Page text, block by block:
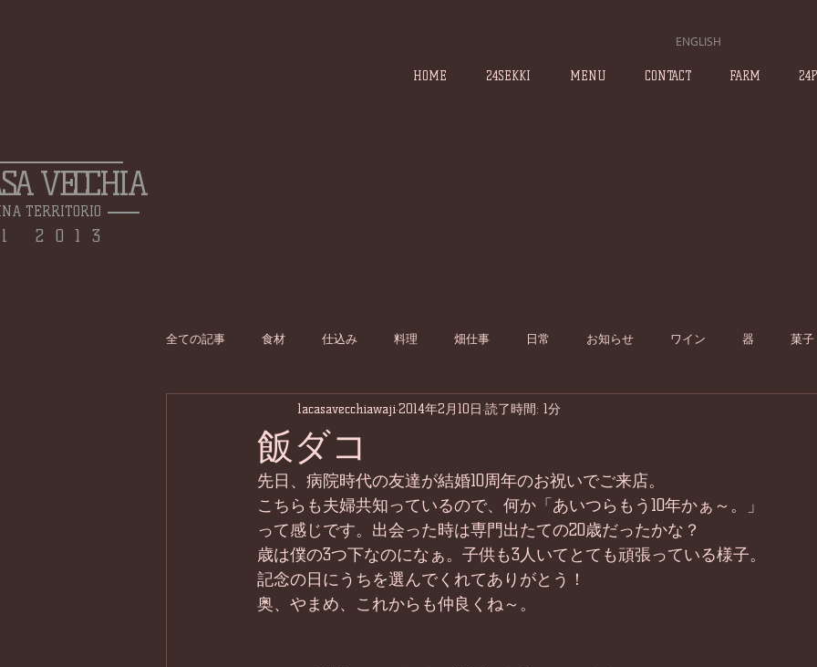
HOME 24SEKKI MENU CONTACT FARM
全ての記事 食材 仕込み 料理 畑仕事 日常 お知らせ ワイン 器 菓子
飯ダコ
lacasavecchiawaji2014年2月10日 読了時間: 1分
先日、病院時代の友達が結婚10周年のお祝いでご来店。
こちらも夫婦共知っているので、何か「あいつらもう10年かぁ～。」
って感じです。出会った時は専門出たての20歳だったかな？
歳は僕の3つ下なのになぁ。子供も3人いてとても頑張っている様子。
記念の日にうちを選んでくれてありがとう！
奥、やまめ、これからも仲良くね～。
VECCHIA
TERRITORIO
2013
ENGLISH